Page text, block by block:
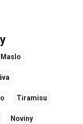
Maslo
Tiramisu
Noviny